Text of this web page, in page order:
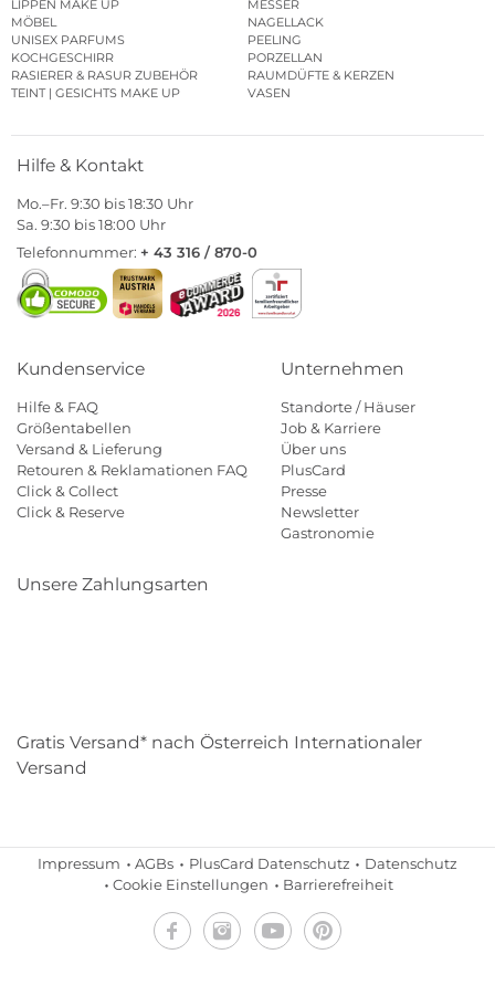
LIPPEN MAKE UP
MESSER
MÖBEL
NAGELLACK
UNISEX PARFUMS
PEELING
KOCHGESCHIRR
PORZELLAN
RASIERER & RASUR ZUBEHÖR
RAUMDÜFTE & KERZEN
TEINT | GESICHTS MAKE UP
VASEN
Hilfe & Kontakt
Mo.–Fr. 9:30 bis 18:30 Uhr
Sa. 9:30 bis 18:00 Uhr
Telefonnummer: + 43 316 / 870-0
Kundenservice
Hilfe & FAQ
Größentabellen
Versand & Lieferung
Retouren & Reklamationen FAQ
Click & Collect
Click & Reserve
Unternehmen
Standorte / Häuser
Job & Karriere
Über uns
PlusCard
Presse
Newsletter
Gastronomie
Unsere Zahlungsarten
Gratis Versand* nach Österreich Internationaler
Versand
Impressum AGBs PlusCard Datenschutz
Datenschutz
Cookie Einstellungen
Barrierefreiheit